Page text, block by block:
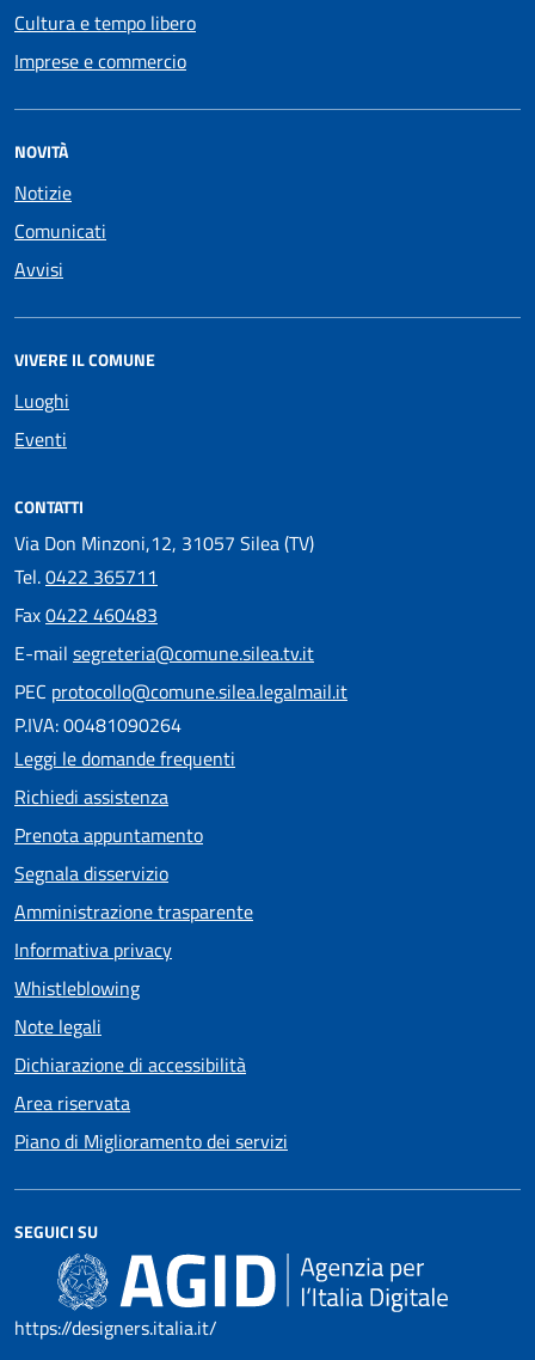
Cultura e tempo libero
Imprese e commercio
NOVITÀ
Notizie
Comunicati
Avvisi
VIVERE IL COMUNE
Luoghi
Eventi
CONTATTI
Via Don Minzoni,12, 31057 Silea (TV)
Tel.0422 365711
Fax0422 460483
E-mail segreteria@comune.silea.tv.it
PEC protocollo@comune.silea.legalmail.it
P.IVA: 00481090264
Leggi le domande frequenti
Richiedi assistenza
Prenota appuntamento
Segnala disservizio
Amministrazione trasparente
Informativa privacy
Whistleblowing
Note legali
Dichiarazione di accessibilità
Area riservata
Piano di Miglioramento dei servizi
SEGUICI SU
https://designers.italia.it/